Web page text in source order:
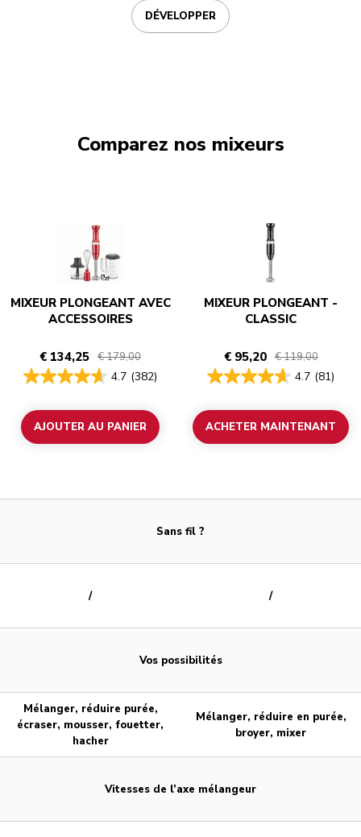
DÉVELOPPER
Comparez nos mixeurs
MIXEUR PLONGEANT AVEC
ACCESSOIRES
€ 134,25 € 179,00
4.7 (382)
AJOUTER AU PANIER
MIXEUR PLONGEANT -
CLASSIC
€ 95,20 € 119,00
4.7 (81)
ACHETER MAINTENANT
Sans fil ?
Vos possibilités
Vitesses de l’axe mélangeur
/
Mélanger, réduire purée,
écraser, mousser, fouetter,
hacher
/
Mélanger, réduire en purée,
broyer, mixer